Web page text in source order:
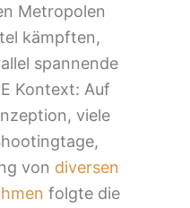
Metropolen
kämpften,
spannende
Kontext: Auf
viele
von diversen
folgte die